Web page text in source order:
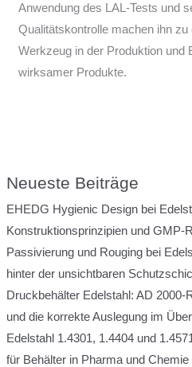
Anwendung des LAL-Tests und
Qualitätskontrolle machen ihn
Werkzeug in der Produktion und
wirksamer Produkte.
Neueste Beiträge
EHEDG Hygienic Design bei
Konstruktionsprinzipien und GMP-
Passivierung und Rouging bei
hinter der unsichtbaren
Druckbehälter Edelstahl: AD 2000-
und die korrekte Auslegung im
Edelstahl 1.4301, 1.4404 und
für Behälter in Pharma und Chemie